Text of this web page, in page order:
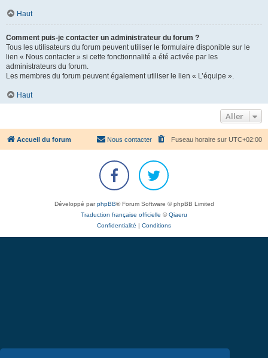
Haut
Comment puis-je contacter un administrateur du forum ?
Tous les utilisateurs du forum peuvent utiliser le formulaire disponible sur le
lien « Nous contacter » si cette fonctionnalité a été activée par les
administrateurs du forum.
Les membres du forum peuvent également utiliser le lien « L’équipe ».
Haut
Aller
Accueil du forum Fuseau horaire sur UTC+02:00
Nous contacter
Développé parphpBB® Forum Software © phpBB Limited
Traduction française officielle ©Qiaeru
Confidentialité
Conditions